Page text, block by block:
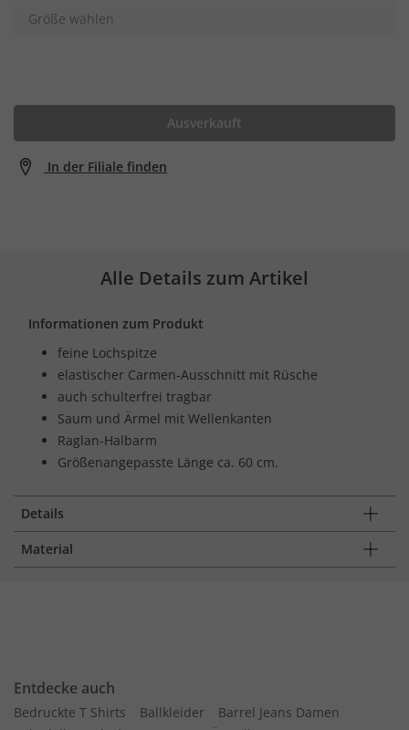
Größe wählen
Ausverkauft
In der Filiale finden
Alle Details zum Artikel
Informationen zum Produkt
feine Lochspitze
elastischer Carmen-Ausschnitt mit Rüsche
auch schulterfrei tragbar
Saum und Ärmel mit Wellenkanten
Raglan-Halbarm
Größenangepasste Länge ca. 60 cm.
Details
Material
Entdecke auch
Bedruckte T Shirts Ballkleider
Barrel Jeans Damen